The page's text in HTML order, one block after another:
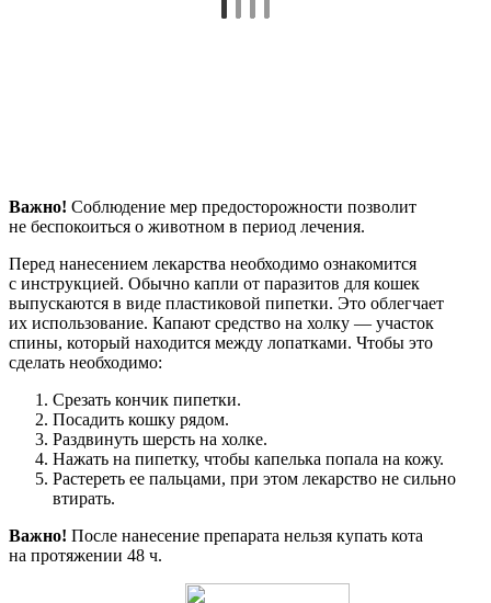
Важно! Соблюдение мер предосторожности позволит
не беспокоиться о животном в период лечения.
Перед нанесением лекарства необходимо ознакомится
с инструкцией. Обычно капли от паразитов для кошек
выпускаются в виде пластиковой пипетки. Это облегчает
их использование. Капают средство на холку — участок
спины, который находится между лопатками. Чтобы это
сделать необходимо:
Срезать кончик пипетки.
Посадить кошку рядом.
Раздвинуть шерсть на холке.
Нажать на пипетку, чтобы капелька попала на кожу.
Растереть ее пальцами, при этом лекарство не сильно
втирать.
Важно! После нанесение препарата нельзя купать кота
на протяжении 48 ч.